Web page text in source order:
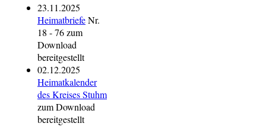
23.11.2025
HeimatbriefeNr.
18 - 76 zum
Download
bereitgestellt
02.12.2025
Heimatkalender
des Kreises Stuhm
zum Download
bereitgestellt